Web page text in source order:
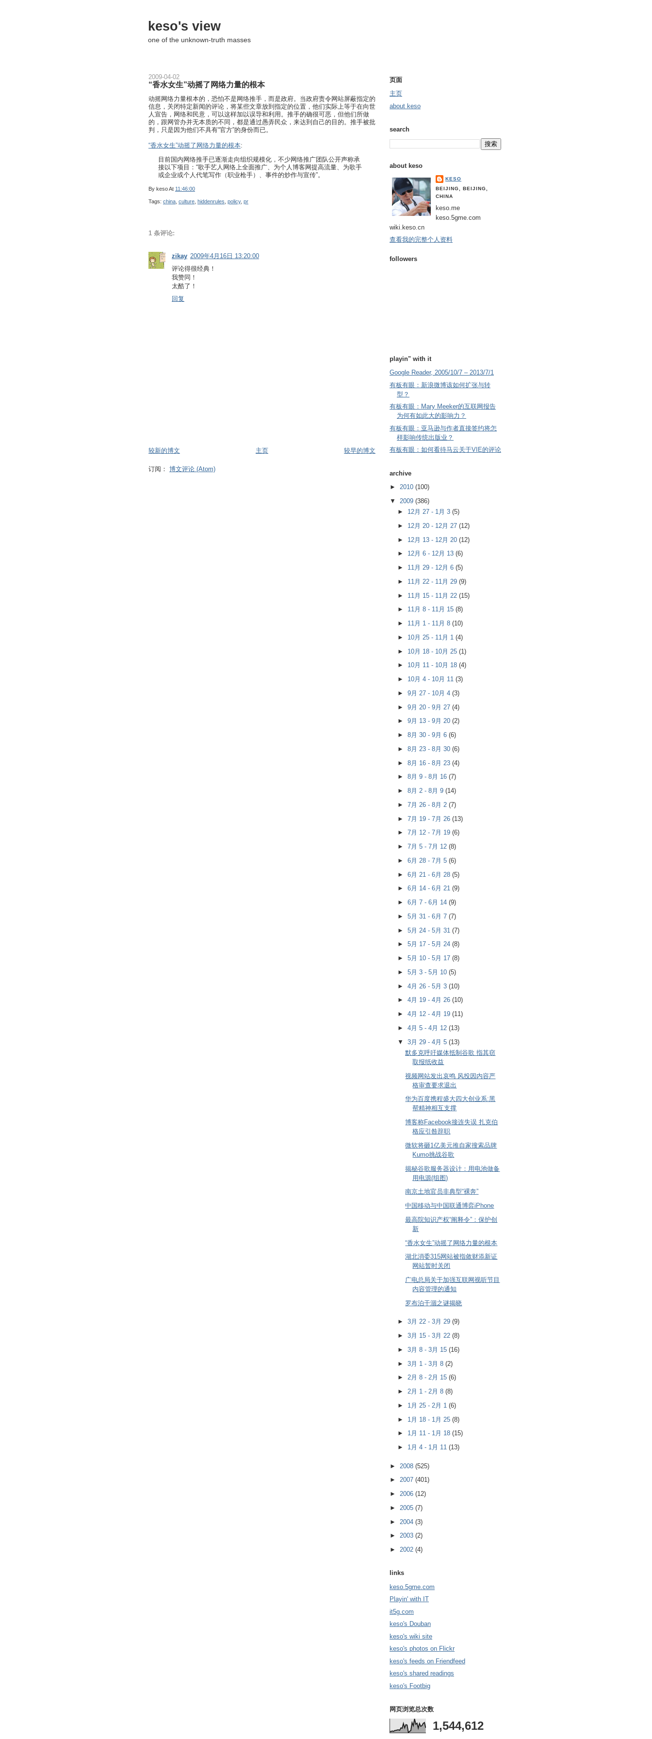
keso's view
one of the unknown-truth masses
2009-04-02
“香水女生”动摇了网络力量的根本
动摇网络力量根本的，恐怕不是网络推手，而是政府。当政府责令网站屏蔽指定的
信息，关闭特定新闻的评论，将某些文章放到指定的位置，他们实际上等于在向世
人宣告，网络和民意，可以这样加以误导和利用。推手的确很可恶，但他们所做
的，跟网管办并无本质的不同，都是通过愚弄民众，来达到自己的目的。推手被批
判，只是因为他们不具有“官方”的身份而已。
“香水女生”动摇了网络力量的根本:
目前国内网络推手已逐渐走向组织规模化，不少网络推广团队公开声称承
接以下项目：“歌手艺人网络上全面推广、为个人博客网提高流量、为歌手
或企业或个人代笔写作（职业枪手）、事件的炒作与宣传”。
By kesoAt 11:46:00
Tags: china culture hiddenrules policy, pr
1 条评论:
zikay 2009年4月16日 13:20:00
评论得很经典！
我赞同！
太酷了！
回复
较新的博文 较早的博文
主页
订阅： 博文评论 (Atom)
页面
主页
about keso
search
about keso
KESO
BEIJING, BEIJING,
CHINA
keso.me
keso.5gme.com
wiki.keso.cn
查看我的完整个人资料
followers
playin" with it
Google Reader, 2005/10/7 – 2013/7/1
有板有眼：新浪微博该如何扩张与转
型？
有板有眼：Mary Meeker的互联网报告
为何有如此大的影响力？
有板有眼：亚马逊与作者直接签约将怎
样影响传统出版业？
有板有眼：如何看待马云关于VIE的评论
archive
► 2010 (100)
▼ 2009 (386)
► 12月 27 - 1月 3 (5)
► 12月 20 - 12月 27 (12)
► 12月 13 - 12月 20 (12)
► 12月 6 - 12月 13 (6)
► 11月 29 - 12月 6 (5)
► 11月 22 - 11月 29 (9)
► 11月 15 - 11月 22 (15)
► 11月 8 - 11月 15 (8)
► 11月 1 - 11月 8 (10)
► 10月 25 - 11月 1 (4)
► 10月 18 - 10月 25 (1)
► 10月 11 - 10月 18 (4)
► 10月 4 - 10月 11 (3)
► 9月 27 - 10月 4 (3)
► 9月 20 - 9月 27 (4)
► 9月 13 - 9月 20 (2)
► 8月 30 - 9月 6 (6)
► 8月 23 - 8月 30 (6)
► 8月 16 - 8月 23 (4)
► 8月 9 - 8月 16 (7)
► 8月 2 - 8月 9 (14)
► 7月 26 - 8月 2 (7)
► 7月 19 - 7月 26 (13)
► 7月 12 - 7月 19 (6)
► 7月 5 - 7月 12 (8)
► 6月 28 - 7月 5 (6)
► 6月 21 - 6月 28 (5)
► 6月 14 - 6月 21 (9)
► 6月 7 - 6月 14 (9)
► 5月 31 - 6月 7 (7)
► 5月 24 - 5月 31 (7)
► 5月 17 - 5月 24 (8)
► 5月 10 - 5月 17 (8)
► 5月 3 - 5月 10 (5)
► 4月 26 - 5月 3 (10)
► 4月 19 - 4月 26 (10)
► 4月 12 - 4月 19 (11)
► 4月 5 - 4月 12 (13)
▼ 3月 29 - 4月 5 (13)
默多克呼吁媒体抵制谷歌 指其窃
取报纸收益
视频网站发出哀鸣 风投因内容严
格审查要求退出
华为百度携程盛大四大创业系:黑
帮精神相互支撑
博客称Facebook接连失误 扎克伯
格应引咎辞职
微软将砸1亿美元推自家搜索品牌
Kumo挑战谷歌
揭秘谷歌服务器设计：用电池做备
用电源(组图)
南京土地官员非典型“裸奔”
中国移动与中国联通博弈iPhone
最高院知识产权“阐释令”：保护创
新
“香水女生”动摇了网络力量的根本
湖北消委315网站被指敛财添新证
网站暂时关闭
广电总局关于加强互联网视听节目
内容管理的通知
罗布泊干涸之谜揭晓
► 3月 22 - 3月 29 (9)
► 3月 15 - 3月 22 (8)
► 3月 8 - 3月 15 (16)
► 3月 1 - 3月 8 (2)
► 2月 8 - 2月 15 (6)
► 2月 1 - 2月 8 (8)
► 1月 25 - 2月 1 (6)
► 1月 18 - 1月 25 (8)
► 1月 11 - 1月 18 (15)
► 1月 4 - 1月 11 (13)
► 2008 (525)
► 2007 (401)
► 2006 (12)
► 2005 (7)
► 2004 (3)
► 2003 (2)
► 2002 (4)
links
keso.5gme.com
Playin' with IT
it5g.com
keso's Douban
keso's wiki site
keso's photos on Flickr
keso's feeds on Friendfeed
keso's shared readings
keso's Footbig
网页浏览总次数
1,544,612